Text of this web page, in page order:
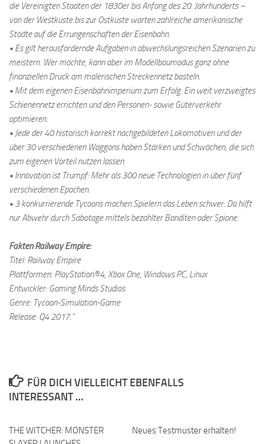
die Vereinigten Staaten der 1830er bis Anfang des 20. Jahrhunderts –
von der Westküste bis zur Ostküste warten zahlreiche amerikanische
Städte auf die Errungenschaften der Eisenbahn.
• Es gilt herausfordernde Aufgaben in abwechslungsreichen Szenarien zu
meistern. Wer möchte, kann aber im Modellbaumodus ganz ohne
finanziellen Druck am malerischen Streckennetz basteln.
• Mit dem eigenen Eisenbahnimperium zum Erfolg: Ein weit verzweigtes
Schienennetz errichten und den Personen- sowie Güterverkehr
optimieren.
• Jede der 40 historisch korrekt nachgebildeten Lokomotiven und der
über 30 verschiedenen Waggons haben Stärken und Schwächen, die sich
zum eigenen Vorteil nutzen lassen.
• Innovation ist Trumpf: Mehr als 300 neue Technologien in über fünf
verschiedenen Epochen.
• 3 konkurrierende Tycoons machen Spielern das Leben schwer: Da hilft
nur Abwehr durch Sabotage mittels bezahlter Banditen oder Spione.
Fakten Railway Empire:
Titel: Railway Empire
Plattformen: PlayStation®4, Xbox One, Windows PC, Linux
Entwickler: Gaming Minds Studios
Genre: Tycoon-Simulation-Game
Release: Q4 2017.“
FÜR DICH VIELLEICHT EBENFALLS
INTERESSANT …
THE WITCHER: MONSTER
Neues Testmuster erhalten!